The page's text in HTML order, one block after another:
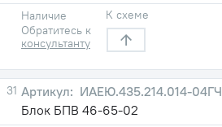
Наличие
Обратитесь к
консультанту
К схеме
31
ИАЕЮ.435.214.014-04ГЧ
Блок БПВ 46-65-02